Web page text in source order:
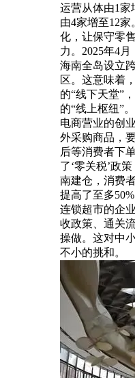
运营从体由1家
由4家增至12
化，让保守零
力。2025年4
海南全岛设立
区。这意味着
的“线下天堂”
的“线上枢纽”
电商营业的创
外采购商品，
后等消费者下
了‘零关税’政
南建仓，消费
提高了至多
连锁超市的企
收政策、通关
操做。这对中
不小的挑和。